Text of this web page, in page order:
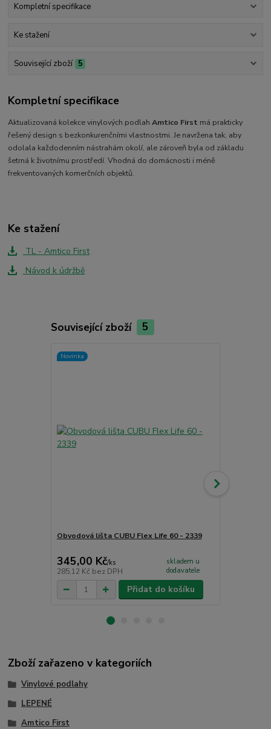
Kompletní specifikace
Ke stažení
Související zboží 5
Kompletní specifikace
Aktualizovaná kolekce vinylových podlahAmtico First má prakticky
řešený design s bezkonkurenčními vlastnostmi. Je navržena tak, aby
odolala každodenním nástrahám okolí, ale zároveň byla od základu
šetrná k životnímu prostředí. Vhodná do domácnosti i méně
frekventovaných komerčních objektů.
Ke stažení
TL - Amtico First
Návod k údržbě
Související zboží 5
Novinka
Obvodová lišta CUBU Flex Life 60 - 2339
345,00 Kč/ks
285,12 Kč bez DPH
skladem u
dodavatele
Přidat do košíku
Zboží zařazeno v kategoriích
Vinylové podlahy
LEPENÉ
Amtico First